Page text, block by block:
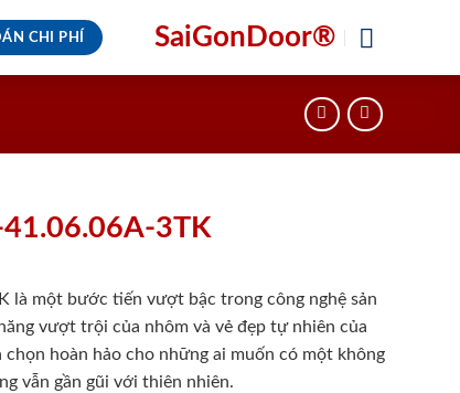
CHI PHÍ SaiGonDoor®
3TK
là một bước tiến vượt bậc trong công nghệ sản
vượt trội của nhôm và vẻ đẹp tự nhiên của
chọn hoàn hảo cho những ai muốn có một không
vẫn gần gũi với thiên nhiên.